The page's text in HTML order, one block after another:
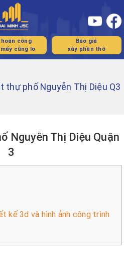
hoàn công
mấy cũng lo
Báo giá
xây phần thô
thự phố Nguyễn Thị Diệu Q3
Nguyễn Thị Diệu Quận
3
kế 3d và hình ảnh công trình